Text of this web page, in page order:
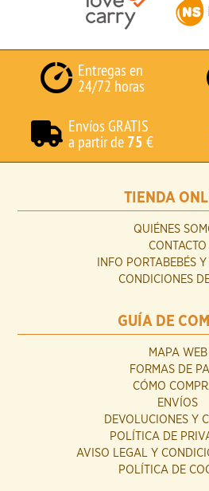
Entregas en
24/72 horas
Envíos GRATIS
a partir de 75 €
TIENDA
QUIÉNES
CONTACTO
INFO PORTABEBÉS
CONDICIONES
GUÍA DE
MAPA WEB
FORMAS DE
CÓMO
ENVÍOS
DEVOLUCIONES Y
POLÍTICA DE
AVISO LEGAL Y
POLÍTICA DE